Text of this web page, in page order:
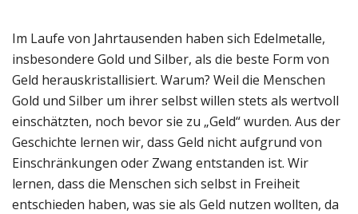
Im Laufe von Jahrtausenden haben sich Edelmetalle,
insbesondere Gold und Silber, als die beste Form von
Geld herauskristallisiert. Warum? Weil die Menschen
Gold und Silber um ihrer selbst willen stets als wertvoll
einschätzten, noch bevor sie zu „Geld“ wurden. Aus der
Geschichte lernen wir, dass Geld nicht aufgrund von
Einschränkungen oder Zwang entstanden ist. Wir
lernen, dass die Menschen sich selbst in Freiheit
entschieden haben, was sie als Geld nutzen wollten, da